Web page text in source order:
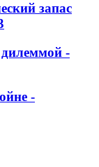
запас
-
-